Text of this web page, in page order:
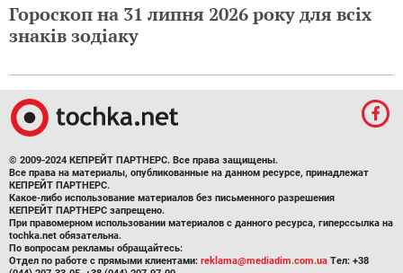
Гороскоп на 31 липня 2026 року для всіх
знаків зодіаку
© 2009-2024 КЕПРЕЙТ ПАРТНЕРС. Все права защищены.
Все права на материалы, опубликованные на данном ресурсе, принадлежат
КЕПРЕЙТ ПАРТНЕРС.
Какое-либо использование материалов без письменного разрешения
КЕПРЕЙТ ПАРТНЕРС запрещено.
При правомерном использовании материалов с данного ресурса, гиперссылка на
tochka.net обязательна.
По вопросам рекламы обращайтесь:
Отдел по работе с прямыми клиентами: reklama@mediadim.com.ua Тел: +38